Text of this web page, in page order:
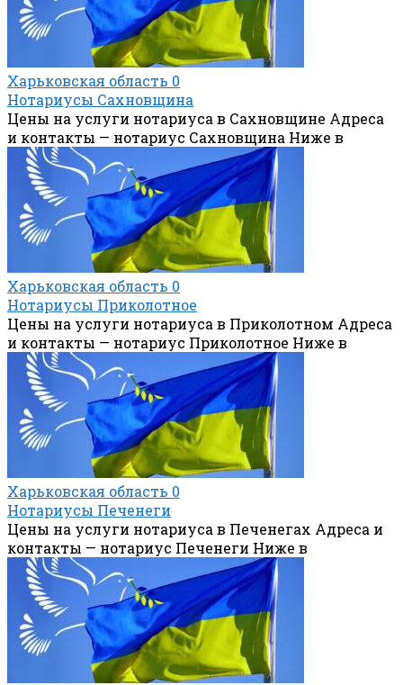
Харьковская область 0
Нотариусы Сахновщина
Цены на услуги нотариуса в Сахновщине Адреса
и контакты — нотариус Сахновщина Ниже в
Харьковская область 0
Нотариусы Приколотное
Цены на услуги нотариуса в Приколотном Адреса
и контакты — нотариус Приколотное Ниже в
Харьковская область 0
Нотариусы Печенеги
Цены на услуги нотариуса в Печенегах Адреса и
контакты — нотариус Печенеги Ниже в